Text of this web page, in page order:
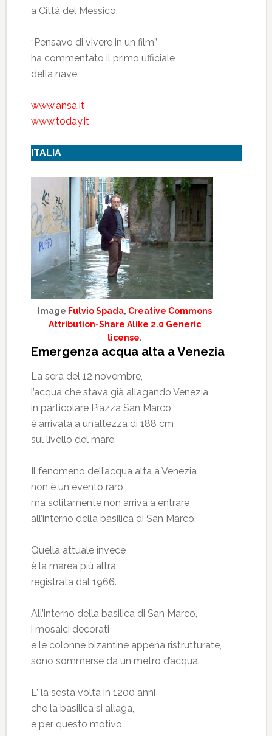
a Città del Messico.
“Pensavo di vivere in un film”
ha commentato il primo ufficiale
della nave.
www.ansa.it
www.today.it
ITALIA
Image Fulvio Spada, Creative Commons
Attribution-Share Alike 2.0 Generic
license.
Emergenza acqua alta a Venezia
La sera del 12 novembre,
l’acqua che stava già allagando Venezia,
in particolare Piazza San Marco,
è arrivata a un’altezza di 188 cm
sul livello del mare.
Il fenomeno dell’acqua alta a Venezia
non è un evento raro,
ma solitamente non arriva a entrare
all’interno della basilica di San Marco.
Quella attuale invece
è la marea più altra
registrata dal 1966.
All’interno della basilica di San Marco,
i mosaici decorati
e le colonne bizantine appena ristrutturate,
sono sommerse da un metro d’acqua.
E’ la sesta volta in 1200 anni
che la basilica si allaga,
e per questo motivo